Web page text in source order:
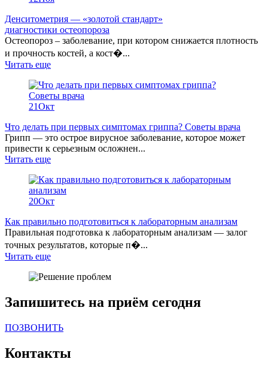
Денситометрия — «золотой стандарт»
диагностики остеопороза
Остеопороз – заболевание, при котором снижается плотность
и прочность костей, а кост�...
Читать еще
21Окт
Что делать при первых симптомах гриппа? Советы врача
Грипп — это острое вирусное заболевание, которое может
привести к серьезным осложнен...
Читать еще
20Окт
Как правильно подготовиться к лабораторным анализам
Правильная подготовка к лабораторным анализам — залог
точных результатов, которые п�...
Читать еще
Запишитесь на приём сегодня
ПОЗВОНИТЬ
Контакты